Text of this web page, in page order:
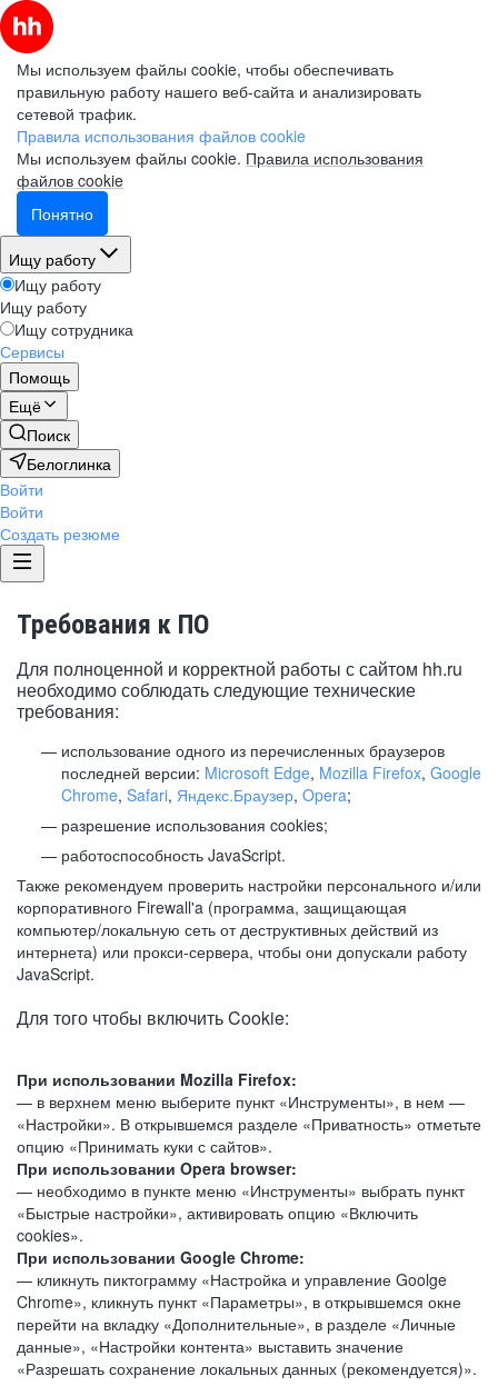
Мы используем файлы cookie, чтобы обеспечивать
правильную работу нашего веб-сайта и анализировать
сетевой трафик.
Правила использования файлов cookie
Мы используем файлы cookie. Правила использования
файлов cookie
Понятно
Ищу работу
Ищу работу
Ищу работу
Ищу сотрудника
Сервисы
Помощь
Ещё
Поиск
Белоглинка
Войти
Войти
Создать резюме
Требования к ПО
Для полноценной и корректной работы с сайтом hh.ru
необходимо соблюдать следующие технические
требования:
использование одного из перечисленных браузеров
последней версии: Microsoft Edge, Mozilla Firefox, Google
Chrome, Safari, Яндекс.Браузер, Opera;
разрешение использования cookies;
работоспособность JavaScript.
Также рекомендуем проверить настройки персонального и/или
корпоративного Firewall'a (программа, защищающая
компьютер/локальную сеть от деструктивных действий из
интернета) или прокси-сервера, чтобы они допускали работу
JavaScript.
Для того чтобы включить Cookie:
При использовании Mozilla Firefox:
— в верхнем меню выберите пункт «Инструменты», в нем —
«Настройки». В открывшемся разделе «Приватность» отметьте
опцию «Принимать куки с сайтов».
При использовании Opera browser:
— необходимо в пункте меню «Инструменты» выбрать пункт
«Быстрые настройки», активировать опцию «Включить
cookies».
При использовании Google Chrome:
— кликнуть пиктограмму «Настройка и управление Goolge
Chrome», кликнуть пункт «Параметры», в открывшемся окне
перейти на вкладку «Дополнительные», в разделе «Личные
данные», «Настройки контента» выставить значение
«Разрешать сохранение локальных данных (рекомендуется)».